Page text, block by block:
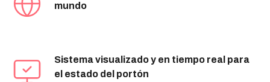
mundo
Sistema visualizado y en tiempo real para
el estado del portón